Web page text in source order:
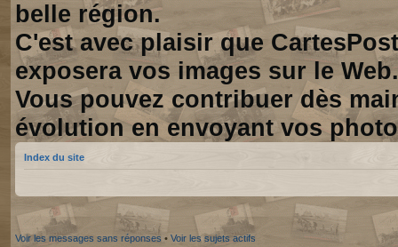
belle région.
C'est avec plaisir que
exposera vos images sur le Web.
Vous pouvez contribuer dès
évolution en envoyant vos
Index du site
Voir les messages sans réponses • Voir les sujets actifs